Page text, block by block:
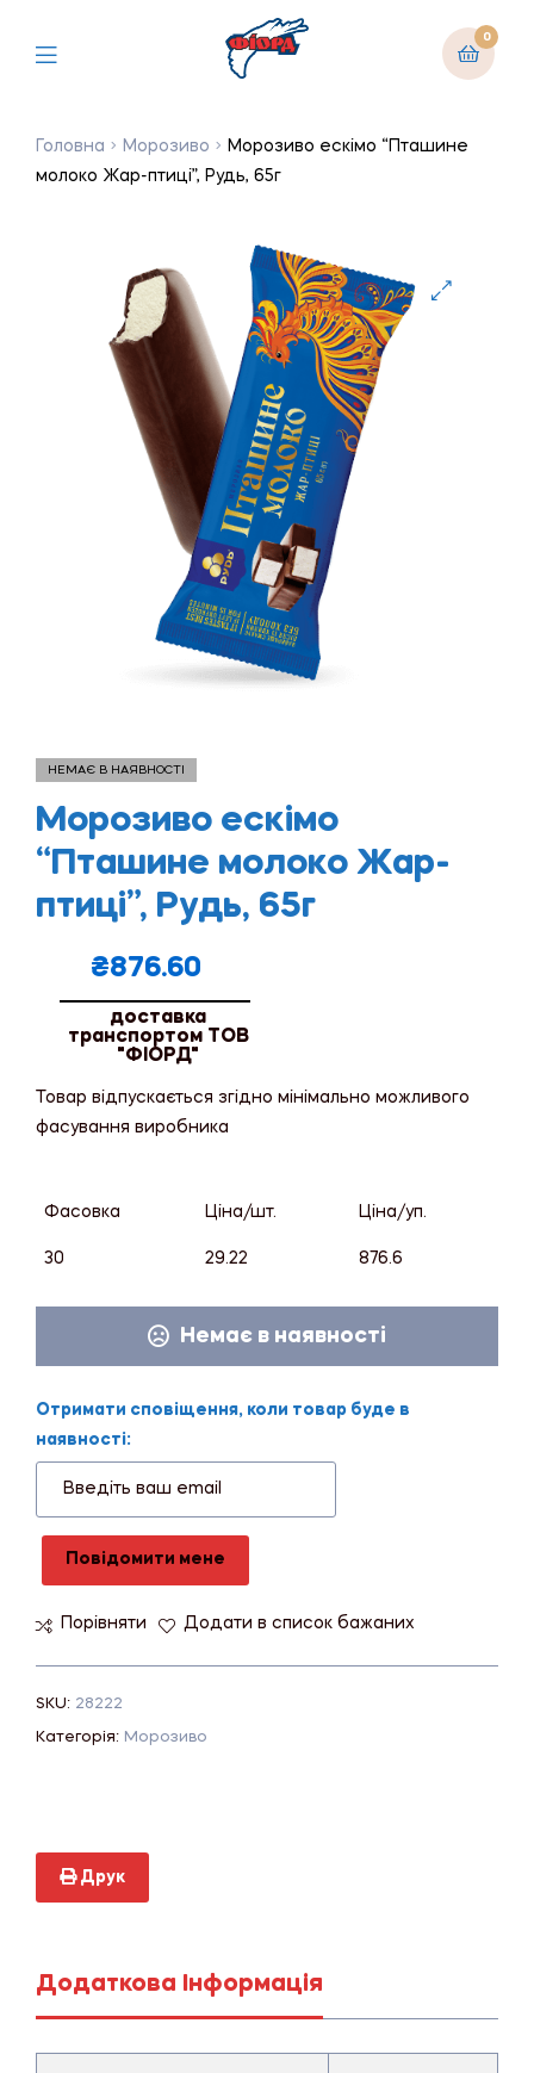
0
Головна Морозиво
Морозиво ескімо “Пташине
молоко Жар-птиці”, Рудь, 65г
НЕМАЄ В НАЯВНОСТІ
Морозиво ескімо
“Пташине молоко Жар-
птиці”, Рудь, 65г
₴876.60
доставка
транспортом ТОВ
"ФІОРД"
Товар відпускається згідно мінімально можливого
фасування виробника
Фасовка Ціна/шт. Ціна/уп.
30 29.22 876.6
Немає в наявності
Отримати сповіщення, коли товар буде в
наявності:
Повідомити мене
Порівняти Додати в список бажаних
SKU: 28222
Категорія: Морозиво
Друк
Додаткова Інформація